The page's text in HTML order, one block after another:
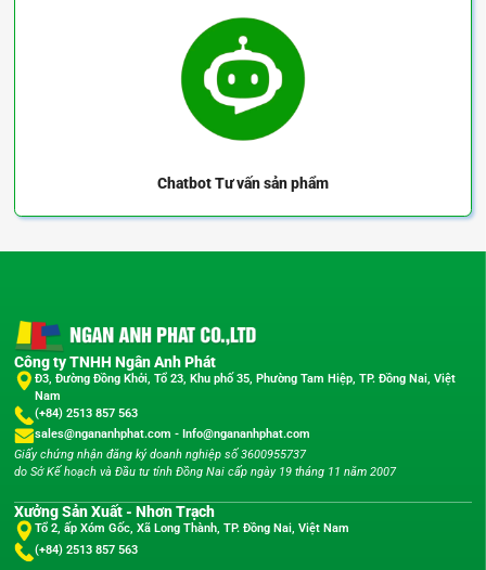
ChatbotTư vấn sản phẩm
Công ty TNHH Ngân Anh Phát
Đ3, Đường Đồng Khởi, Tổ 23, Khu phố 35, Phường Tam Hiệp, TP. Đồng Nai, Việt
Nam
(+84) 2513 857 563
sales@ngananhphat.com - Info@ngananhphat.com
Giấy chứng nhận đăng ký doanh nghiệp số 3600955737
do Sở Kế hoạch và Đầu tư tỉnh Đồng Nai cấp ngày 19 tháng 11 năm 2007
Xưởng Sản Xuất - Nhơn Trạch
Tổ 2, ấp Xóm Gốc, Xã Long Thành, TP. Đồng Nai, Việt Nam
(+84) 2513 857 563